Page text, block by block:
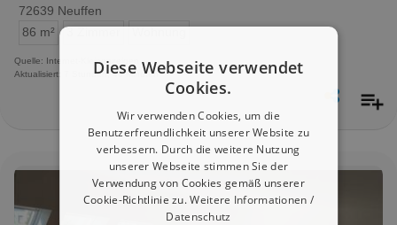
72639 Neuffen
86 m²
3 Zimmer
Quelle: Internet-Kleinanzeigen
Aktualisiert: 7 Stunden, 46 MinutenDiese Webseite verwendet
Cookies.
Wir verwenden Cookies, um die
Benutzerfreundlichkeit unserer Website zu
verbessern. Durch die weitere Nutzung
unserer Webseite stimmen Sie der
Verwendung von Cookies gemäß unserer
Cookie-Richtlinie zu.Weitere Informationen /
Datenschutz